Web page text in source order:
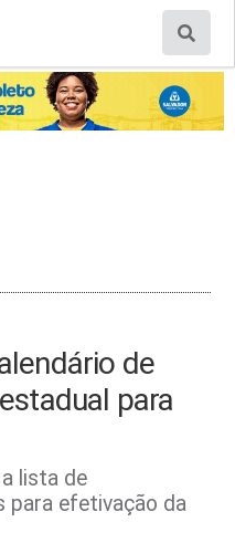
de
para
lista de
para efetivação da